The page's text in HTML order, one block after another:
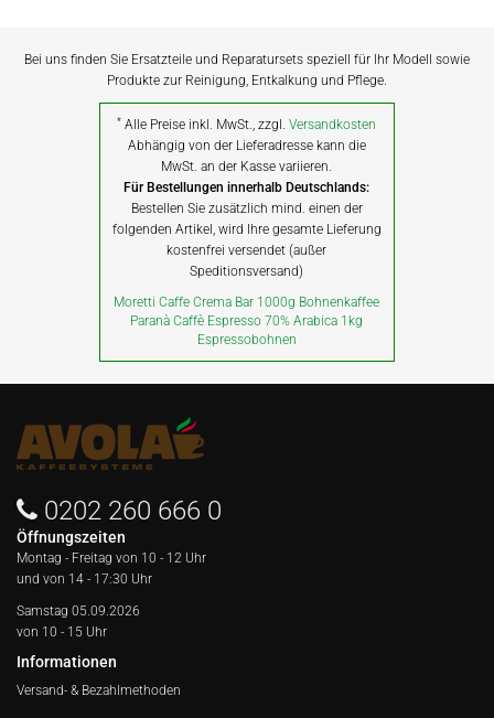
Bei uns finden Sie Ersatzteile und Reparatursets speziell für Ihr Modell sowie
Produkte zur Reinigung, Entkalkung und Pflege.
* Alle Preise inkl. MwSt., zzgl.Versandkosten
Abhängig von der Lieferadresse kann die
MwSt. an der Kasse variieren.
Für Bestellungen innerhalb Deutschlands:
Bestellen Sie zusätzlich mind. einen der
folgenden Artikel, wird Ihre gesamte Lieferung
kostenfrei versendet (außer
Speditionsversand)
Moretti Caffe Crema Bar 1000g Bohnenkaffee
Paranà Caffè Espresso 70% Arabica 1kg
Espressobohnen
0202 260 666 0
Öffnungszeiten
Montag - Freitag von 10 - 12 Uhr
und von 14 - 17:30 Uhr
Samstag 05.09.2026
von 10 - 15 Uhr
Informationen
Versand- & Bezahlmethoden